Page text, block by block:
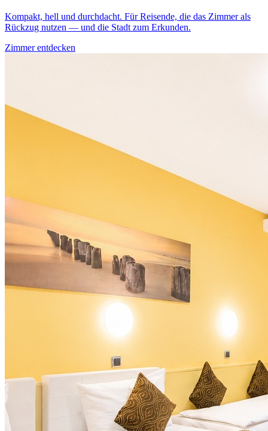
Kompakt, hell und durchdacht. Für Reisende, die das Zimmer als
Rückzug nutzen — und die Stadt zum Erkunden.
Zimmer entdecken